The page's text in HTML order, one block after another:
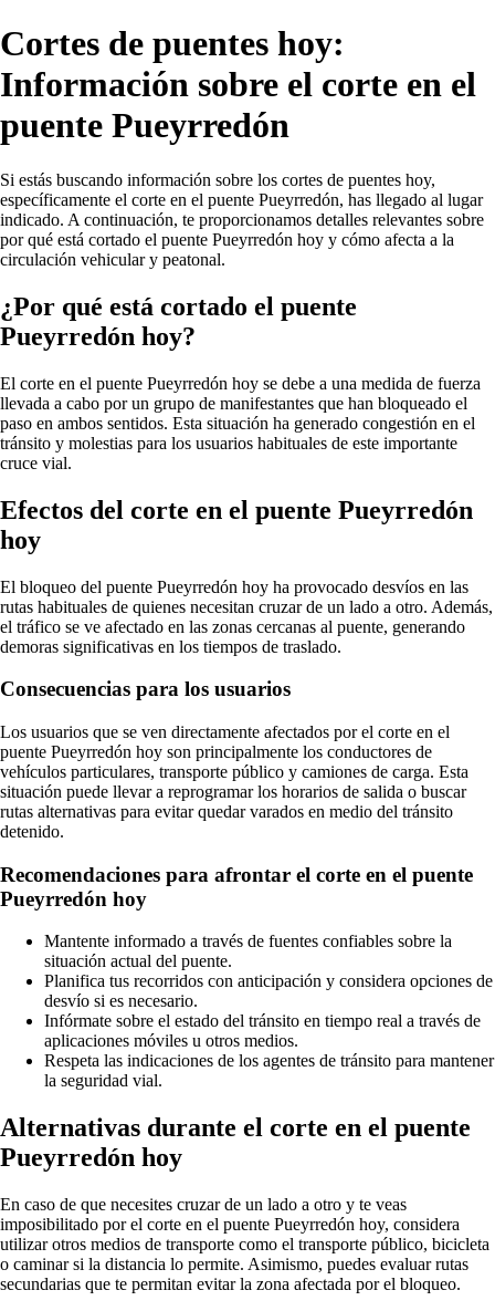
Cortes de puentes hoy:
Información sobre el corte en el
puente Pueyrredón
Si estás buscando información sobre los cortes de puentes hoy,
específicamente el corte en el puente Pueyrredón, has llegado al lugar
indicado. A continuación, te proporcionamos detalles relevantes sobre
por qué está cortado el puente Pueyrredón hoy y cómo afecta a la
circulación vehicular y peatonal.
¿Por qué está cortado el puente
Pueyrredón hoy?
El corte en el puente Pueyrredón hoy se debe a una medida de fuerza
llevada a cabo por un grupo de manifestantes que han bloqueado el
paso en ambos sentidos. Esta situación ha generado congestión en el
tránsito y molestias para los usuarios habituales de este importante
cruce vial.
Efectos del corte en el puente Pueyrredón
hoy
El bloqueo del puente Pueyrredón hoy ha provocado desvíos en las
rutas habituales de quienes necesitan cruzar de un lado a otro. Además,
el tráfico se ve afectado en las zonas cercanas al puente, generando
demoras significativas en los tiempos de traslado.
Consecuencias para los usuarios
Los usuarios que se ven directamente afectados por el corte en el
puente Pueyrredón hoy son principalmente los conductores de
vehículos particulares, transporte público y camiones de carga. Esta
situación puede llevar a reprogramar los horarios de salida o buscar
rutas alternativas para evitar quedar varados en medio del tránsito
detenido.
Recomendaciones para afrontar el corte en el puente
Pueyrredón hoy
Mantente informado a través de fuentes confiables sobre la
situación actual del puente.
Planifica tus recorridos con anticipación y considera opciones de
desvío si es necesario.
Infórmate sobre el estado del tránsito en tiempo real a través de
aplicaciones móviles u otros medios.
Respeta las indicaciones de los agentes de tránsito para mantener
la seguridad vial.
Alternativas durante el corte en el puente
Pueyrredón hoy
En caso de que necesites cruzar de un lado a otro y te veas
imposibilitado por el corte en el puente Pueyrredón hoy, considera
utilizar otros medios de transporte como el transporte público, bicicleta
o caminar si la distancia lo permite. Asimismo, puedes evaluar rutas
secundarias que te permitan evitar la zona afectada por el bloqueo.